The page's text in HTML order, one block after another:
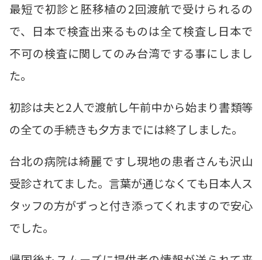
最短で初診と胚移植の2回渡航で受けられるの
で、日本で検査出来るものは全て検査し日本で
不可の検査に関してのみ台湾でする事にしまし
た。
初診は夫と2人で渡航し午前中から始まり書類等
の全ての手続きも夕方までには終了しました。
台北の病院は綺麗ですし現地の患者さんも沢山
受診されてました。言葉が通じなくても日本人ス
タッフの方がずっと付き添ってくれますので安心
でした。